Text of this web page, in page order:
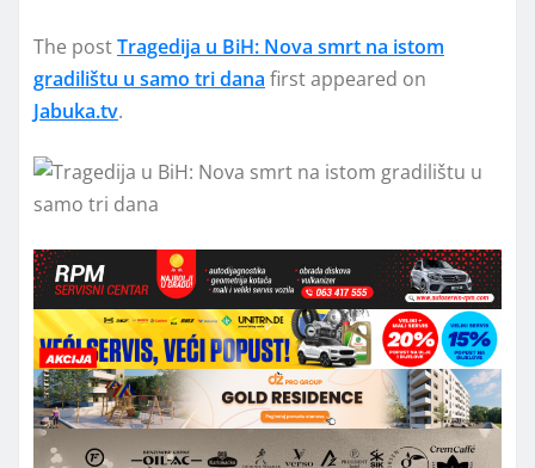
The postTragedija u BiH: Nova smrt na istom
gradilištu u samo tri dana first appeared on
Jabuka.tv.